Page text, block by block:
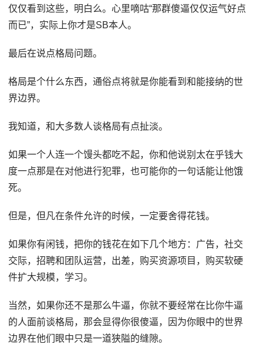
仅仅看到这些，明白么。心里嘀咕“那群傻逼仅仅运气好点
而已”，实际上你才是SB本人。
最后在说点格局问题。
格局是个什么东西，通俗点将就是你能看到和能接纳的世
界边界。
我知道，和大多数人谈格局有点扯淡。
如果一个人连一个馒头都吃不起，你和他说别太在乎钱大
度一点那是在对他进行犯罪，也可能你的一句话能让他饿
死。
但是，但凡在条件允许的时候，一定要舍得花钱。
如果你有闲钱，把你的钱花在如下几个地方：广告，社交
交际，招聘和团队运营，出差，购买资源项目，购买软硬
件扩大规模，学习。
当然，如果你还不是那么牛逼，你就不要经常在比你牛逼
的人面前谈格局，那会显得你很傻逼，因为你眼中的世界
边界在他们眼中只是一道狭隘的缝隙。